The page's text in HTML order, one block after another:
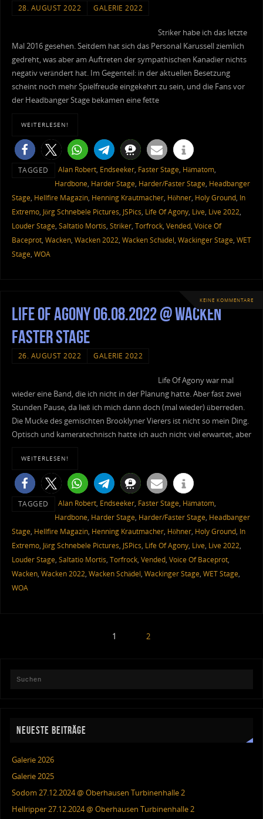
28. AUGUST 2022 GALERIE 2022
Striker habe ich das letzte
Mal 2016 gesehen. Seitdem hat sich das Personal Karussell ziemlich
gedreht, was aber am Auftreten der sympathischen Kanadier nichts
negativ verändert hat. Im Gegenteil: in der aktuellen Besetzung
scheint noch mehr Spielfreude eingekehrt zu sein, und die Fans vor
der Headbanger Stage bekamen eine fette
WEITERLESEN!
TAGGED Alan Robert, Endseeker, Faster Stage, Hämatom,
Hardbone, Harder Stage, Harder/Faster Stage, Headbanger
Stage, Hellfire Magazin, Henning Krautmacher, Höhner, Holy Ground, In
Extremo, Jörg Schnebele Pictures, JSPics, Life Of Agony, Live, Live 2022,
Louder Stage, Saltatio Mortis, Striker, Torfrock, Vended, Voice Of
Baceprot, Wacken, Wacken 2022, Wacken Schädel, Wackinger Stage, WET
Stage, WOA
KEINE KOMMENTARE
Life Of Agony 06.08.2022 @ Wacken
Faster Stage
26. AUGUST 2022 GALERIE 2022
Life Of Agony war mal
wieder eine Band, die ich nicht in der Planung hatte. Aber fast zwei
Stunden Pause, da ließ ich mich dann doch (mal wieder) überreden.
Die Mucke des gemischten Brooklyner Vierers ist nicht so mein Ding.
Optisch und kameratechnisch hatte ich auch nicht viel erwartet, aber
WEITERLESEN!
TAGGED Alan Robert, Endseeker, Faster Stage, Hämatom,
Hardbone, Harder Stage, Harder/Faster Stage, Headbanger
Stage, Hellfire Magazin, Henning Krautmacher, Höhner, Holy Ground, In
Extremo, Jörg Schnebele Pictures, JSPics, Life Of Agony, Live, Live 2022,
Louder Stage, Saltatio Mortis, Torfrock, Vended, Voice Of Baceprot,
Wacken, Wacken 2022, Wacken Schädel, Wackinger Stage, WET Stage,
WOA
1 2
NEUESTE BEITRÄGE
Galerie 2026
Galerie 2025
Sodom 27.12.2024 @ Oberhausen Turbinenhalle 2
Hellripper 27.12.2024 @ Oberhausen Turbinenhalle 2